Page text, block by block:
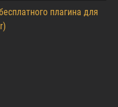
плагина для